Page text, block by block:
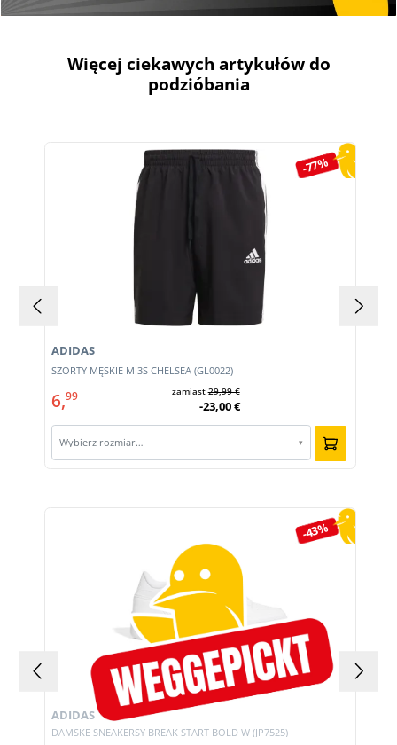
Więcej ciekawych artykułów do
podzióbania
Pomiń galerię produktów
-77%
SZORTY MĘSKIE M 3S CHELSEA (GL0022)
ADIDAS
6,99 zamiast29,99 €
-23,00 €
Wybierz rozmiar… ▾
-43%
DAMSKE SNEAKERSY BREAK START BOLD W (JP7525)
ADIDAS